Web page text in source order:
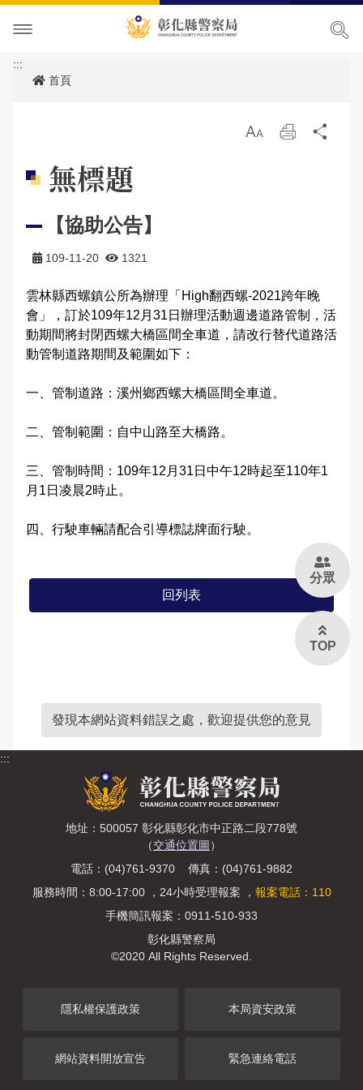
本局簡介
局長簡介
副局長簡介
歷任局長介紹
組織職掌
組織架構
業務職掌
所屬分局
所屬直屬隊
聯絡方式
優良榮耀
警察故事館
本館介紹及沿革
預約參訪
本局參訪須知
緊急連絡電話
各項宣導
活動訊息
人事公告
性侵高再犯公告
安全及衛生防護執行成果
警政爭議訊息澄清
請託關說登錄查察作業統計資料
申辦服務
申辦資訊
線上申辦
常見問題
相關法規
統計資訊
警政統計
統計資料視覺化查詢專區
雙語詞彙
拾得遣失物專區
各分局分駐（派出）所服務據點
主題宣導
犯罪預防專區
犯罪預防
反詐騙專區
交通安全專區
彰化縣即時路況資訊服務網
測速照相地點
交通事故處理幫手
交通違規簡訊通報
防空避難專區
婦幼專區
重大災害通報專區
民防召募專區
彰化縣擴大召募有志青年加入民防團隊
民意廣場
局長信箱
交通違規
警民交流留言板
影音出版品
活動相簿
影音多媒體
政府資訊公開
個人資料保護相關資料
各類法規命令
施政計畫
業務統計
預算及決算書
治安工作會報
內部控制聲明書
網站導覽
雙語詞彙
本局信箱
常見問答
:::
首頁
放 列
無標題
【協助公告】
109-11-20 1321
雲林縣西螺鎮公所為辦理「High翻西螺-2021跨年晚
會」，訂於109年12月31日辦理活動週邊道路管制，活
動期間將封閉西螺大橋區間全車道，請改行替代道路活
動管制道路期間及範圍如下：
一、管制道路：溪州鄉西螺大橋區間全車道。
二、管制範圍：自中山路至大橋路。
三、管制時間：109年12月31日中午12時起至110年1
月1日凌晨2時止。
四、行駛車輛請配合引導標誌牌面行駛。
回列表
發現本網站資料錯誤之處，歡迎提供您的意見
:::
地址：500057 彰化縣彰化市中正路二段778號
（交通位置圖 ）
電話：(04)761-9370 傳真：(04)761-9882
服務時間：8:00-17:00 ，24小時受理報案 ， 報案電話：110
手機簡訊報案：0911-510-933
彰化縣警察局
©2020 All Rights Reserved.
隱私權保護政策 本局資安政策
網站資料開放宣告 緊急連絡電話
分眾
TOP